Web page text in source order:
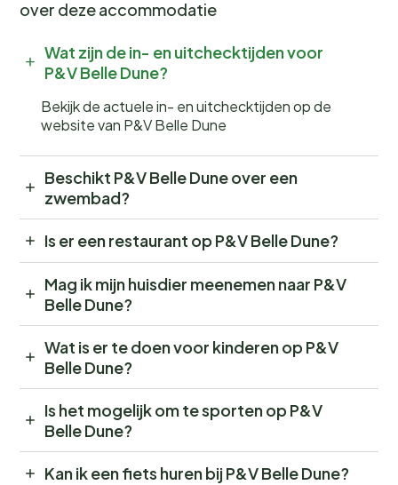
over deze accommodatie
Wat zijn de in- en uitchecktijden voor
P&V Belle Dune?
Bekijk de actuele in- en uitchecktijden op de
website van P&V Belle Dune
Beschikt P&V Belle Dune over een
zwembad?
Is er een restaurant op P&V Belle Dune?
Mag ik mijn huisdier meenemen naar P&V
Belle Dune?
Wat is er te doen voor kinderen op P&V
Belle Dune?
Is het mogelijk om te sporten op P&V
Belle Dune?
Kan ik een fiets huren bij P&V Belle Dune?